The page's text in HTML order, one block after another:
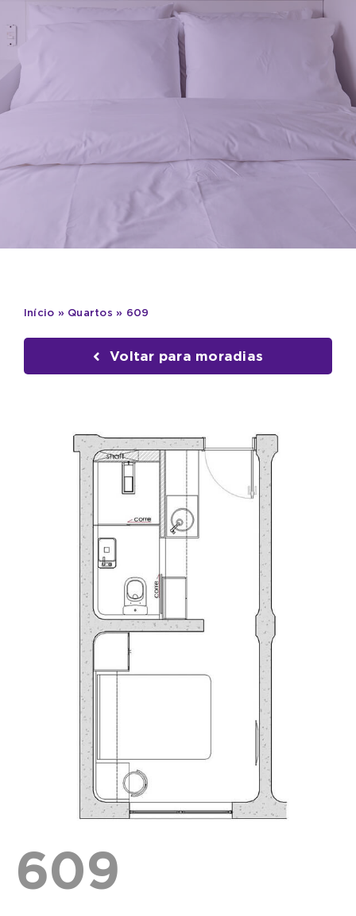
Início » Quartos » 609
Voltar para moradias
609